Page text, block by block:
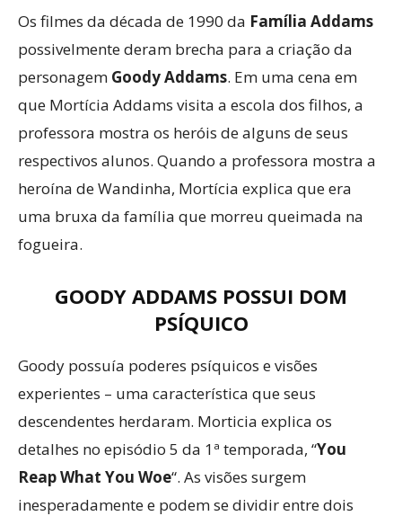
Os filmes da década de 1990 da Família Addams
possivelmente deram brecha para a criação da
personagem Goody Addams. Em uma cena em
que Mortícia Addams visita a escola dos filhos, a
professora mostra os heróis de alguns de seus
respectivos alunos. Quando a professora mostra a
heroína de Wandinha, Mortícia explica que era
uma bruxa da família que morreu queimada na
fogueira.
GOODY ADDAMS POSSUI DOM
PSÍQUICO
Goody possuía poderes psíquicos e visões
experientes – uma característica que seus
descendentes herdaram. Morticia explica os
detalhes no episódio 5 da 1ª temporada, “You
Reap What You Woe“. As visões surgem
inesperadamente e podem se dividir entre dois